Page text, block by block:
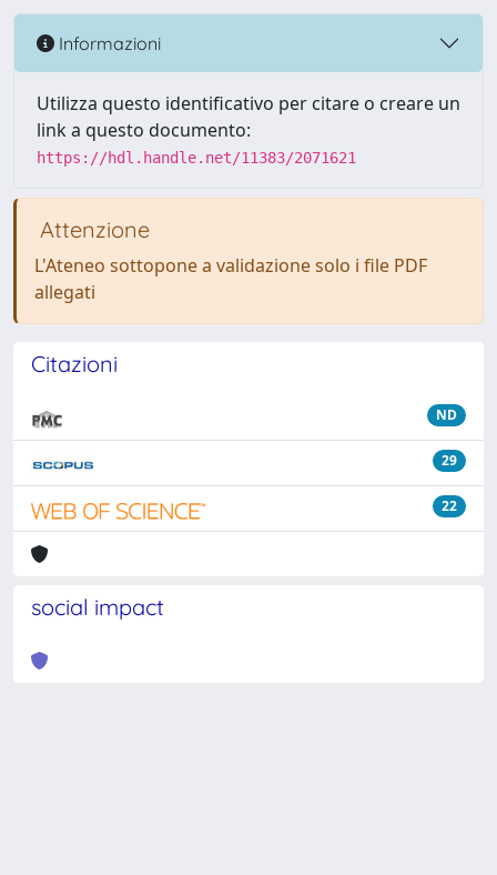
Informazioni
Utilizza questo identificativo per citare o creare un
link a questo documento:
https://hdl.handle.net/11383/2071621
Attenzione
L'Ateneo sottopone a validazione solo i file PDF
allegati
Citazioni
ND
29
22
social impact